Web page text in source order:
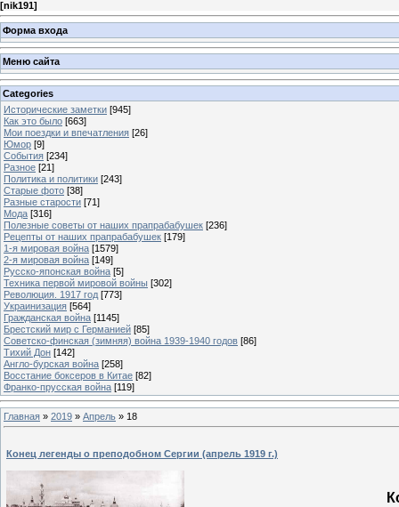
[nik191]
Форма входа
Меню сайта
Categories
Исторические заметки [945]
Как это было [663]
Мои поездки и впечатления [26]
Юмор [9]
События [234]
Разное [21]
Политика и политики [243]
Старые фото [38]
Разные старости [71]
Мода [316]
Полезные советы от наших прапрабабушек [236]
Рецепты от наших прапрабабушек [179]
1-я мировая война [1579]
2-я мировая война [149]
Русско-японская война [5]
Техника первой мировой войны [302]
Революция. 1917 год [773]
Украинизация [564]
Гражданская война [1145]
Брестский мир с Германией [85]
Советско-финская (зимняя) война 1939-1940 годов [86]
Тихий Дон [142]
Англо-бурская война [258]
Восстание боксеров в Китае [82]
Франко-прусская война [119]
Главная » 2019 » Апрель » 18
Конец легенды о преподобном Сергии (апрель 1919 г.)